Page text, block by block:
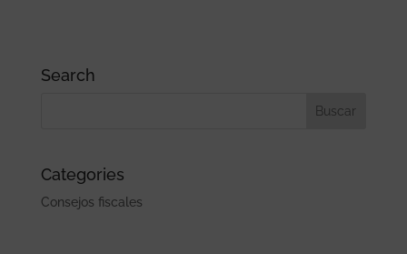
Search
Categories
Consejos fiscales